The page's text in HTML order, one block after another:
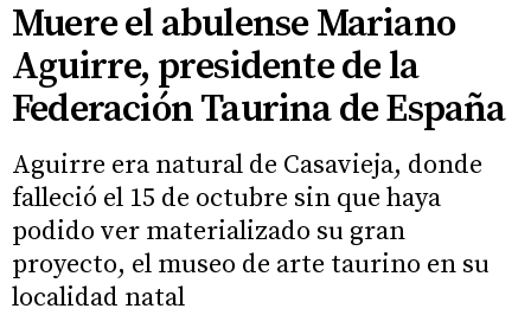
Muere el abulense Mariano
Aguirre, presidente de la
Federación Taurina de España
Aguirre era natural de Casavieja, donde
falleció el 15 de octubre sin que haya
podido ver materializado su gran
proyecto, el museo de arte taurino en su
localidad natal